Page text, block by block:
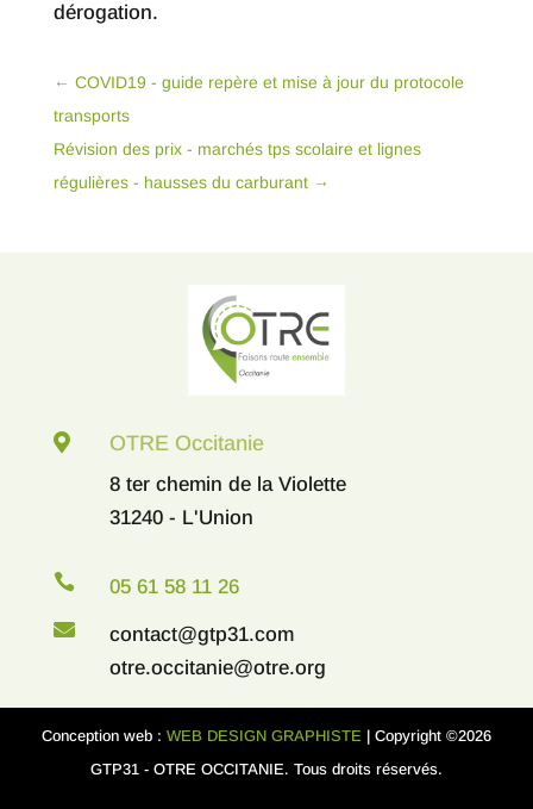
dérogation.
← COVID19 - guide repère et mise à jour du protocole
transports
Révision des prix - marchés tps scolaire et lignes
régulières - hausses du carburant→
 OTRE Occitanie
8 ter chemin de la Violette
31240 - L'Union
 05 61 58 11 26

contact@gtp31.com
otre.occitanie@otre.org
Conception web : WEB DESIGN GRAPHISTE | Copyright ©2026
GTP31 - OTRE OCCITANIE. Tous droits réservés.